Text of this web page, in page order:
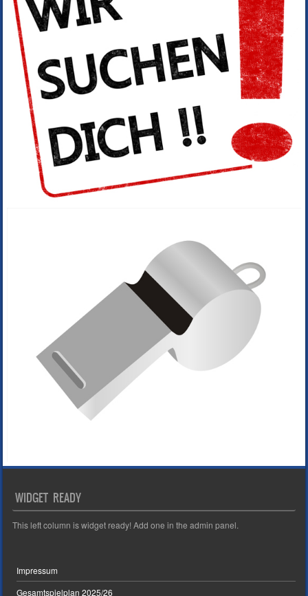
WIDGET READY
This left column is widget ready! Add one in the admin panel.
Impressum
Gesamtspielplan 2025/26